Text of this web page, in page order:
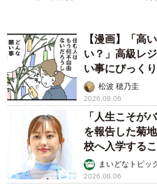
【漫画】「高
い？」高級レ
い事にびっく
松波 穂乃圭
2026.08.06
「人生こそが
を報告した菊
校へ入学する
まいどなトピッ
2026.08.06